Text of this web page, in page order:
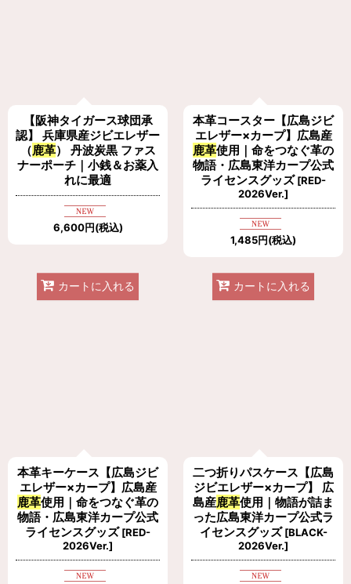
【阪神タイガース球団承
認】 兵庫県産ジビエレザー
（鹿革） 丹波炭黒 ファス
ナーポーチ｜小銭＆お薬入
れに最適
6,600円(税込)
カートに入れる
本革コースター【広島ジビ
エレザー×カープ】広島産
鹿革使用｜命をつなぐ革の
物語・広島東洋カープ公式
ライセンスグッズ [RED-
2026Ver.]
1,485円(税込)
カートに入れる
本革キーケース【広島ジビ
エレザー×カープ】広島産
鹿革使用｜命をつなぐ革の
物語・広島東洋カープ公式
ライセンスグッズ [RED-
2026Ver.]
二つ折りパスケース【広島
ジビエレザー×カープ】 広
島産鹿革使用｜物語が詰ま
った広島東洋カープ公式ラ
イセンスグッズ [BLACK-
2026Ver.]